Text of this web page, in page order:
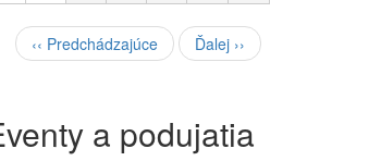
‹‹ Predchádzajúce Ďalej ››
a podujatia